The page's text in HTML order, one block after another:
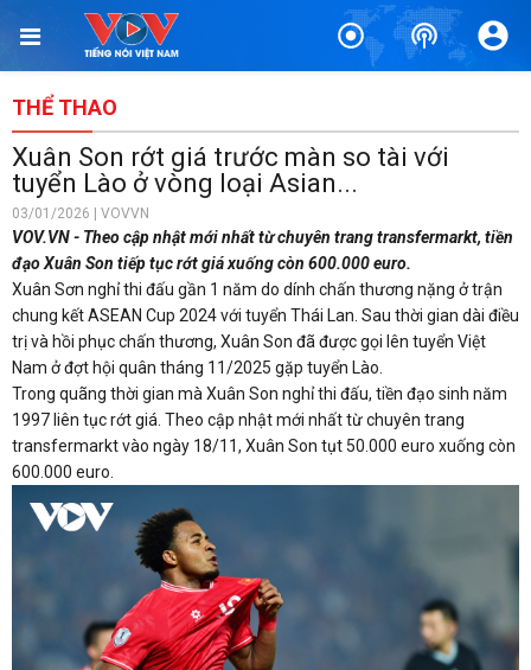
THỂ THAO
Xuân Son rớt giá trước màn so tài với
tuyển Lào ở vòng loại Asian...
03/01/2026 | VOVVN
VOV.VN - Theo cập nhật mới nhất từ chuyên trang transfermarkt, tiền
đạo Xuân Son tiếp tục rớt giá xuống còn 600.000 euro.
Xuân Sơn nghỉ thi đấu gần 1 năm do dính chấn thương nặng ở trận
chung kết ASEAN Cup 2024 với tuyển Thái Lan. Sau thời gian dài điều
trị và hồi phục chấn thương, Xuân Son đã được gọi lên tuyển Việt
Nam ở đợt hội quân tháng 11/2025 gặp tuyển Lào.
Trong quãng thời gian mà Xuân Son nghỉ thi đấu, tiền đạo sinh năm
1997 liên tục rớt giá. Theo cập nhật mới nhất từ chuyên trang
transfermarkt vào ngày 18/11, Xuân Son tụt 50.000 euro xuống còn
600.000 euro.